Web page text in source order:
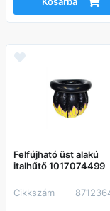
Felfújható üst alakú
italhűtő 1017074499
Cikkszám